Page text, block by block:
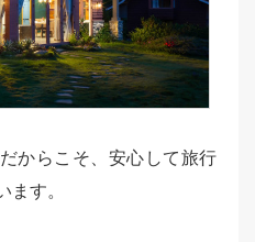
からこそ、安心して旅行
ます。